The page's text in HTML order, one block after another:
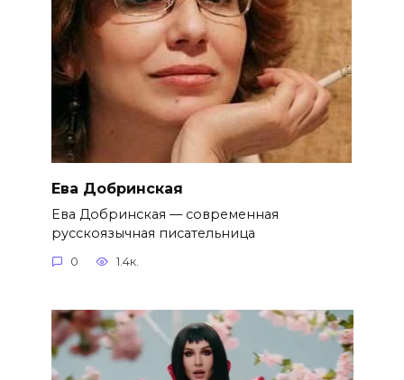
Ева Добринская
Ева Добринская — современная
русскоязычная писательница
0 1.4к.